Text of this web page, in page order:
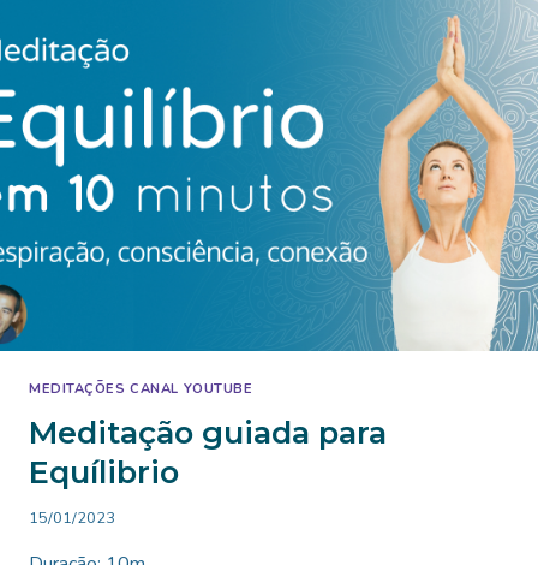
MEDITAÇÕES CANAL YOUTUBE
Meditação guiada para
Equílibrio
By
15/01/2023